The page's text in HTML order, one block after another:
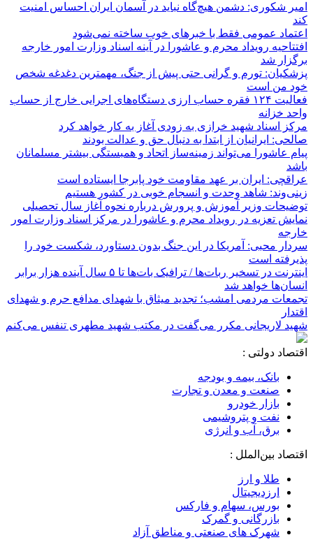
امیر شکوری: دشمن هیچ‌گاه نباید در آسمان ایران احساس امنیت
کند
اعتماد عمومی فقط با خبرهای خوب ساخته نمی‌شود
افتتاحیه رویداد محرم و عاشورا در آینه اسناد وزارت امور خارجه
برگزار شد
پزشکیان: تورم و گرانی حتی پیش از جنگ، مهمترین دغدغه شخص
خود من است
فعالیت ۱۲۴ فقره حساب ارزی دستگاه‌های اجرایی خارج از حساب
واحد خزانه
مرکز اسناد شهید خرازی به زودی آغاز به کار خواهد کرد
صالحی: ایرانیان از ابتدا به دنبال حق و عدالت بودند
پیام عاشورا می‌تواند زمینه‌ساز اتحاد و همبستگی بیشتر مسلمانان
باشد
عراقچی: ایران بر عهد مقاومت خود پابرجا ایستاده است
زینی‌وند: شاهد وحدت و انسجام خوبی در کشور هستیم
توضیحات وزیر آموزش و پرورش درباره نحوه آغاز سال تحصیلی
نمایش تعزیه در رویداد محرم و عاشورا در مرکز اسناد وزارت امور
خارجه
سردار محبی: آمریکا در این جنگ بدون دستاورد، شکست خود را
پذیرفته است
اینترنت در تسخیر ربات‌ها / ترافیک بات‌ها تا ۵ سال آینده هزار برابر
انسان‌ها خواهد شد
تجمعات مردمی امشب؛ تجدید میثاق با شهدای مدافع حرم و شهدای
اقتدار
شهید لاریجانی مکرر می‌گفت در مکتب شهید مطهری تنفس می‌کنم
اقتصاد دولتی :
بانک، بیمه و بودجه
صنعت و معدن و تجارت
بازار خودرو
نفت و پتروشیمی
برق، آب و انرژی
اقتصاد بین‌الملل :
طلا و ارز
ارزدیجیتال
بورس، سهام و فارکس
بازرگانی و گمرک
شهرک های صنعتی و مناطق آزاد